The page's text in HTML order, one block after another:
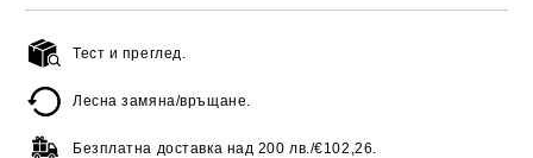
Тест и преглед.
Лесна замяна/връщане.
Безплатна доставка над 200 лв./€102,26.